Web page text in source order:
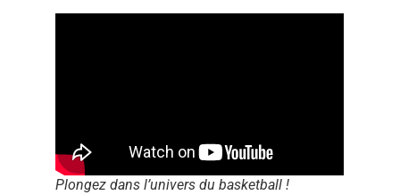
Plongez dans l’univers du basketball !